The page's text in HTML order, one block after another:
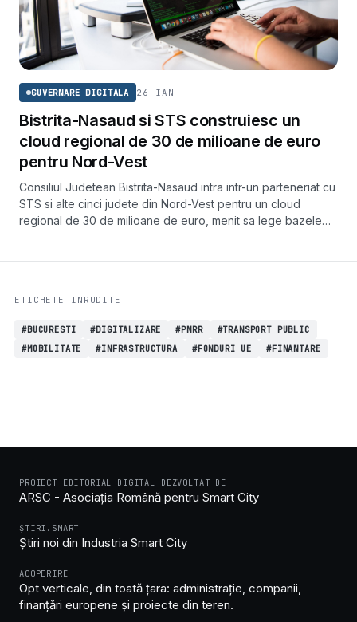
GUVERNARE DIGITALA 26 IAN
Bistrita-Nasaud si STS construiesc un
cloud regional de 30 de milioane de euro
pentru Nord-Vest
Consiliul Judetean Bistrita-Nasaud intra intr-un parteneriat cu
STS si alte cinci judete din Nord-Vest pentru un cloud
regional de 30 de milioane de euro, menit sa lege bazele
ETICHETE INRUDITE
#BUCURESTI #DIGITALIZARE #PNRR
#TRANSPORT PUBLIC
#MOBILITATE
#INFRASTRUCTURA #FONDURI UE #FINANTARE
PROIECT EDITORIAL DIGITAL DEZVOLTAT DE
ARSC - Asociația Română pentru Smart City
ȘTIRI.SMART
Știri noi din Industria Smart City
ACOPERIRE
Opt verticale, din toată țara: administrație, companii,
finanțări europene și proiecte din teren.